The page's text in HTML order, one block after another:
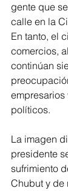
gente que
calle en la
En tanto, el
comercios,
continúan
políticos.
La imagen
presidente
sufrimiento
Chubut y de